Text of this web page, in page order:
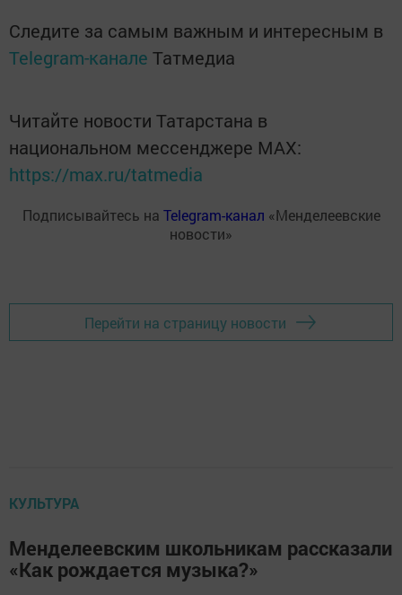
Следите за самым важным и интересным в
Telegram-канале Татмедиа
Читайте новости Татарстана в
национальном мессенджере MАХ:
https://max.ru/tatmedia
Подписывайтесь на Telegram-канал «Менделеевские
новости»
Перейти на страницу новости
КУЛЬТУРА
Менделеевским школьникам рассказали
«Как рождается музыка?»